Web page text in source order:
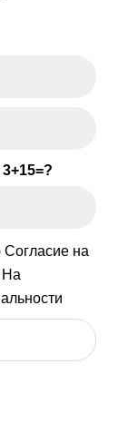
Согласие на
На